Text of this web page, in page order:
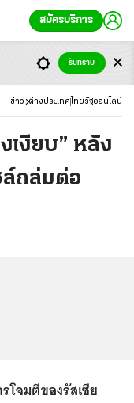
สมัครบริการ
ข่าว ต่างประเทศ ไทยรัฐออนไลน์
เงียบ” หลัง
ล์ถล่มต่อ
โจมตีของรัสเซีย
รับทราบ